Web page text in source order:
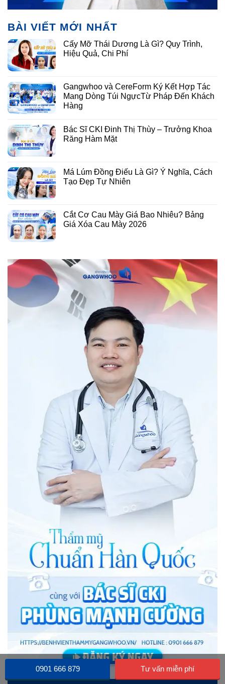
BÀI VIẾT MỚI NHẤT
Cấy Mỡ Thái Dương Là Gì? Quy Trình,
Hiệu Quả, Chi Phí
Gangwhoo và CereForm Ký Kết Hợp Tác
Mang Dòng Túi NgựcTừ Pháp Đến Khách
Hàng
Bác Sĩ CKI Đinh Thị Thùy – Trưởng Khoa
Răng Hàm Mặt
Má Lúm Đồng Điếu Là Gì? Ý Nghĩa, Cách
Tạo Đẹp Tự Nhiên
Cắt Cơ Cau Mày Giá Bao Nhiêu? Bảng
Giá Xóa Cau Mày 2026
0901 666 879 Tư vấn miễn phí